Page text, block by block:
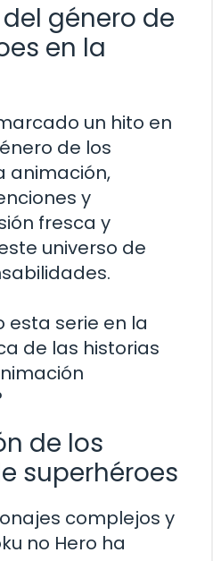
género de
en la
un hito en
de los
animación,
y
fresca y
universo de
esta serie en la
de las historias
de los
superhéroes
complejos y
no Hero ha